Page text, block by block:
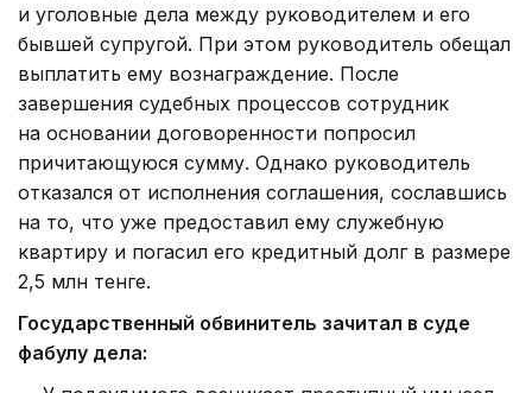
и уголовные дела между руководителем и его
бывшей супругой. При этом руководитель обещал
выплатить ему вознаграждение. После
завершения судебных процессов сотрудник
на основании договоренности попросил
причитающуюся сумму. Однако руководитель
отказался от исполнения соглашения, сославшись
на то, что уже предоставил ему служебную
квартиру и погасил его кредитный долг в размере
2,5 млн тенге.
Государственный обвинитель зачитал в суде
фабулу дела: